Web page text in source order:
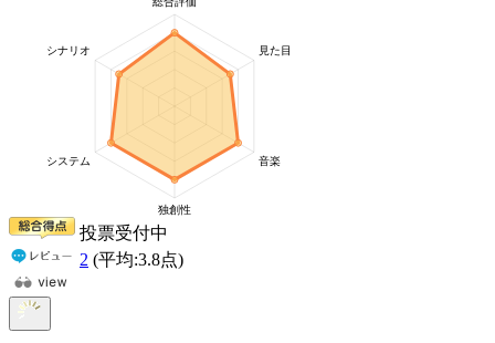
投票受付中
2 (平均:3.8点)